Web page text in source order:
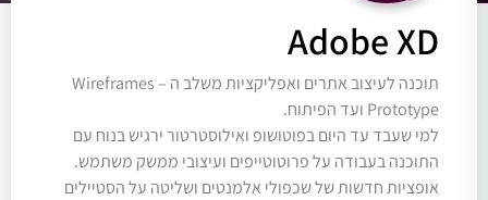
Adobe XD
תוכנה לעיצוב אתרים ואפליקציות משלב ה Wireframes –
Prototype ועד הפיתוח.
למי שעבד עד היום בפוטושופ ואילוסטרטור ירגיש בנוח עם
התוכנה בעבודה על פרוטוטייפים ועיצובי ממשק משתמש.
אופציות חדשות של שכפולי אלמנטים ושליטה על הסטיילים